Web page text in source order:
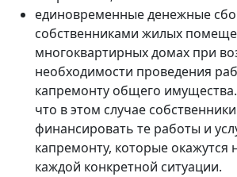
единовременные денежные
собственниками жилых
многоквартирных домах при
необходимости проведения
капремонту общего
что в этом случае
финансировать те работы и
капремонту, которые
каждой конкретной ситуации.